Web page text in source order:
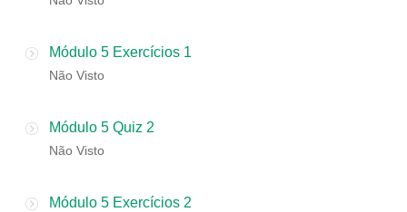
Módulo 5 Exercícios 1
Não Visto
Módulo 5 Quiz 2
Não Visto
Módulo 5 Exercícios 2